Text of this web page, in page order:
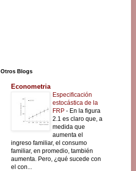
Otros Blogs
Econometria
Especificación
estocástica de la
FRP - En la figura
2.1 es claro que, a
medida que
aumenta el
ingreso familiar, el consumo
familiar, en promedio, también
aumenta. Pero, ¿qué sucede con
el con...